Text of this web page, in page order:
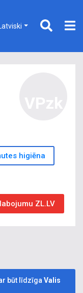
higiēna
ZL.LV
būt līdzīga Valis